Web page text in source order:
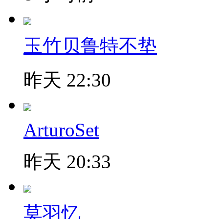
玉竹贝鲁特不垫
昨天 22:30
ArturoSet
昨天 20:33
莫羽忆